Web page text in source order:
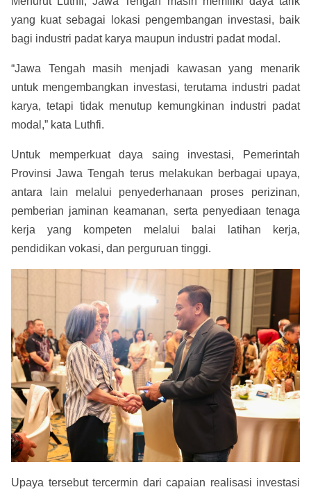
yang kuat sebagai lokasi pengembangan investasi, baik
bagi industri padat karya maupun industri padat modal.
“Jawa Tengah masih menjadi kawasan yang menarik
untuk mengembangkan investasi, terutama industri padat
karya, tetapi tidak menutup kemungkinan industri padat
modal,” kata Luthfi.
Untuk memperkuat daya saing investasi, Pemerintah
Provinsi Jawa Tengah terus melakukan berbagai upaya,
antara lain melalui penyederhanaan proses perizinan,
pemberian jaminan keamanan, serta penyediaan tenaga
kerja yang kompeten melalui balai latihan kerja,
pendidikan vokasi, dan perguruan tinggi.
Upaya tersebut tercermin dari capaian realisasi investasi